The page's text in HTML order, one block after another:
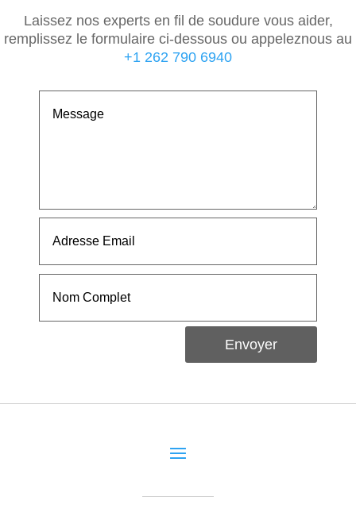
Laissez nos experts en fil de soudure vous aider,
remplissez le formulaire ci-dessous ou appeleznous au
+1 262 790 6940
Envoyer